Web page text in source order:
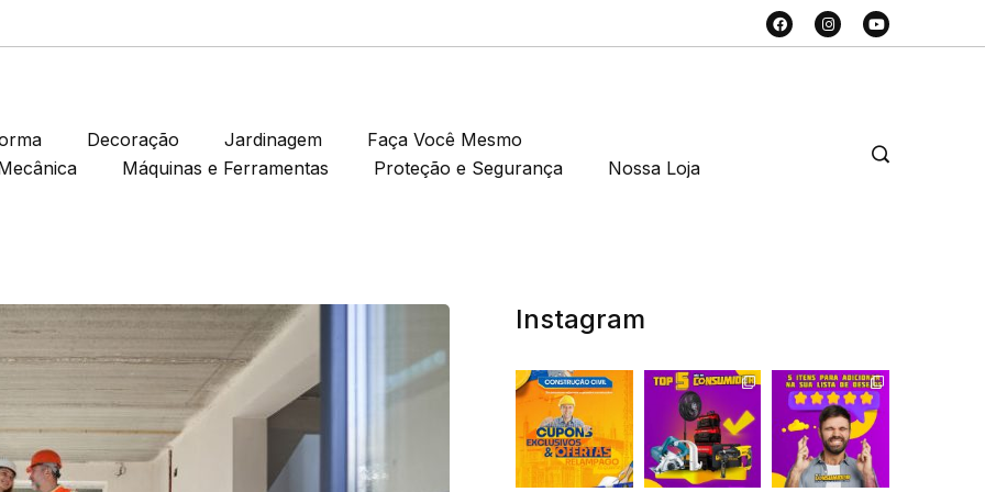
Decoração Jardinagem
Faça Você Mesmo
Máquinas e Ferramentas Proteção e Segurança Nossa Loja
Instagram